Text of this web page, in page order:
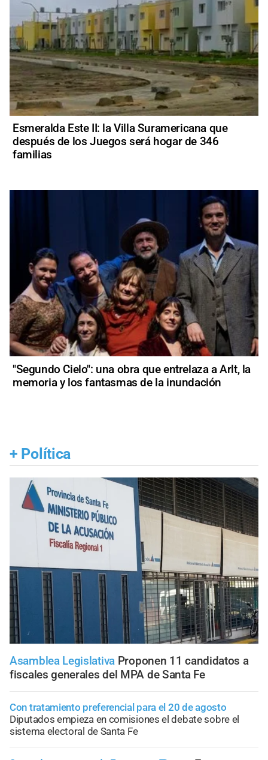
Esmeralda Este II: la Villa Suramericana que
después de los Juegos será hogar de 346
familias
"Segundo Cielo": una obra que entrelaza a Arlt, la
memoria y los fantasmas de la inundación
+ Política
Asamblea Legislativa Proponen 11 candidatos a
fiscales generales del MPA de Santa Fe
Con tratamiento preferencial para el 20 de agosto
Diputados empieza en comisiones el debate sobre el
sistema electoral de Santa Fe